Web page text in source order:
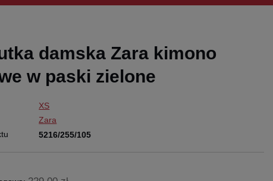
damska Zara kimono
w paski zielone
XS
Zara
5216/255/105